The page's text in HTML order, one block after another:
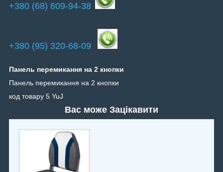
+380 (68) 609-94-38
+380 (95) 320-68-09
Панель перемикання на 2 кнопки
Панель перемикання на 2 кнопки
код товару 5 YuJ
Вас може Зацікавити